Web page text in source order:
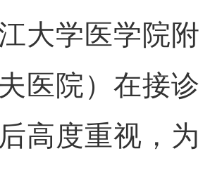
大学医学院附
医院）在接诊
高度重视，为